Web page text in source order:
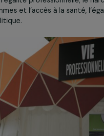
dans les sociétés
les instants ».
tables rondes
et l’égalité
aux femmes et l’accès à
en politique.